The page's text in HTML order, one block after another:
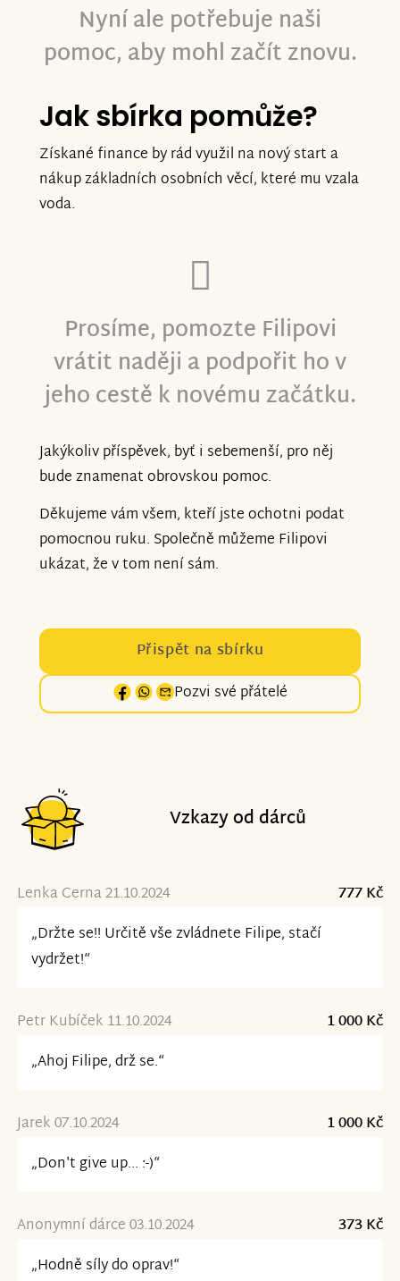
Nyní ale potřebuje naši
pomoc, aby mohl začít znovu.
Jak sbírka pomůže?
Získané finance by rád využil na nový start a
nákup základních osobních věcí, které mu vzala
voda.
Prosíme, pomozte Filipovi
vrátit naději a podpořit ho v
jeho cestě k novému začátku.
Jakýkoliv příspěvek, byť i sebemenší, pro něj
bude znamenat obrovskou pomoc.
Děkujeme vám všem, kteří jste ochotni podat
pomocnou ruku. Společně můžeme Filipovi
ukázat, že v tom není sám.
Přispět na sbírku
Pozvi své přátelé
Vzkazy od dárců
Lenka Cerna 21.10.2024
777 Kč
„Držte se!! Určitě vše zvládnete Filipe, stačí
vydržet!“
Petr Kubíček 11.10.2024
1 000 Kč
„Ahoj Filipe, drž se.“
Jarek 07.10.2024
1 000 Kč
„Don't give up... :-)“
Anonymní dárce 03.10.2024
373 Kč
„Hodně síly do oprav!“